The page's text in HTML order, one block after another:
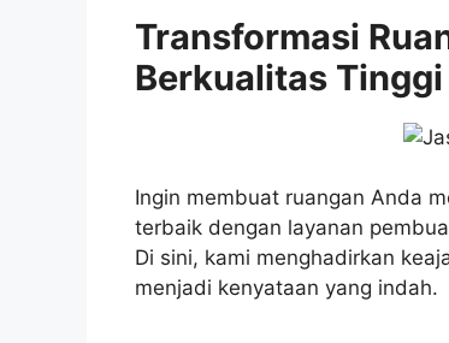
Transformasi
Berkualitas Tinggi
Ingin membuat ruangan Anda
terbaik dengan layanan
Di sini, kami menghadirkan
menjadi kenyataan yang indah.